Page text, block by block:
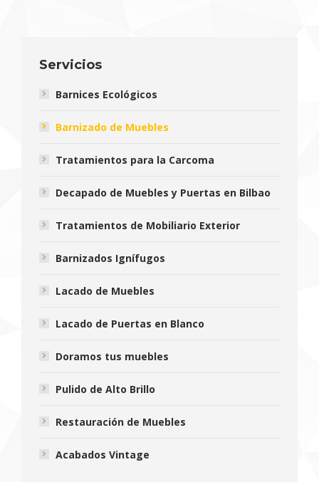
Servicios
Barnices Ecológicos
Barnizado de Muebles
Tratamientos para la Carcoma
Decapado de Muebles y Puertas en Bilbao
Tratamientos de Mobiliario Exterior
Barnizados Ignífugos
Lacado de Muebles
Lacado de Puertas en Blanco
Doramos tus muebles
Pulido de Alto Brillo
Restauración de Muebles
Acabados Vintage